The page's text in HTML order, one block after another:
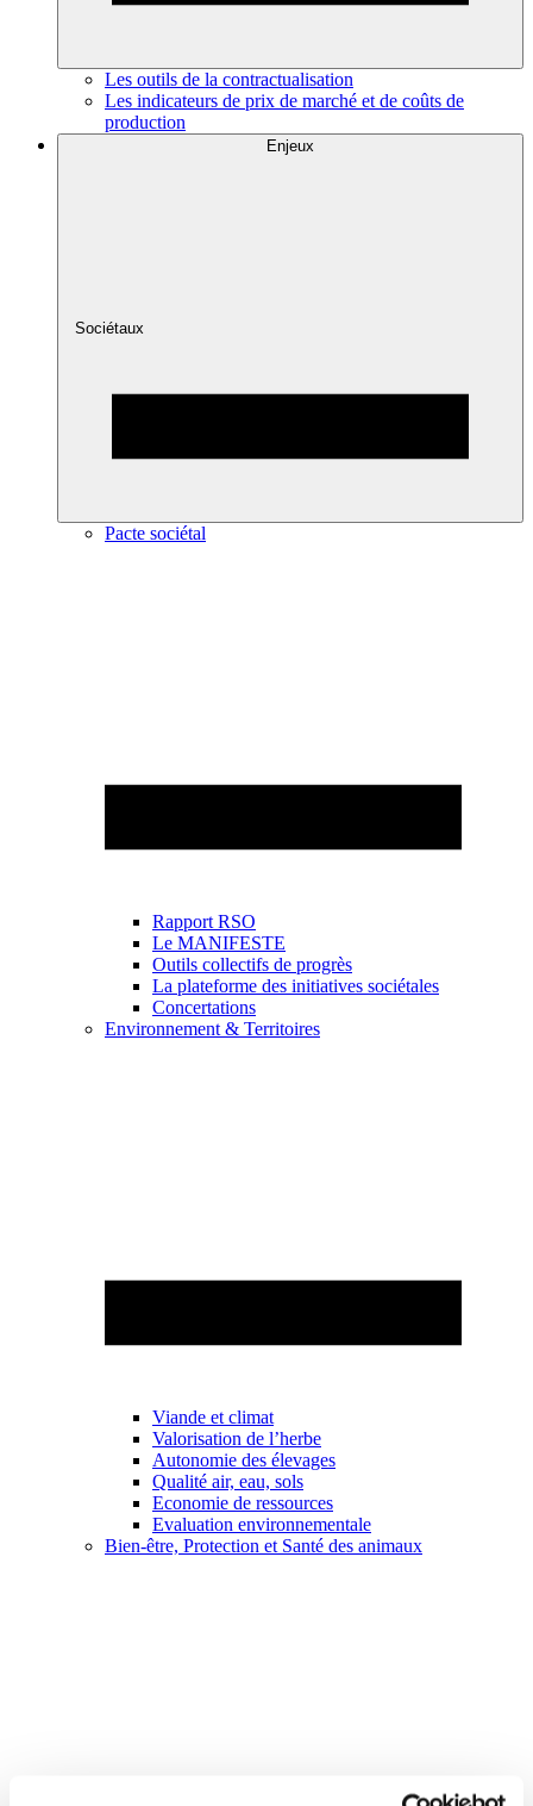
Les outils de la contractualisation
Les indicateurs de prix de marché et de coûts de
production
Enjeux
Sociétaux
Pacte sociétal
Rapport RSO
Le MANIFESTE
Outils collectifs de progrès
La plateforme des initiatives sociétales
Concertations
Environnement & Territoires
Viande et climat
Valorisation de l’herbe
Autonomie des élevages
Qualité air, eau, sols
Economie de ressources
Evaluation environnementale
Bien-être, Protection et Santé des animaux